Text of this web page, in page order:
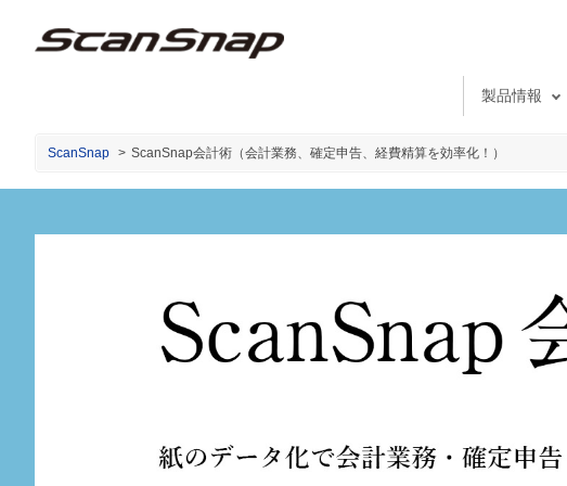
製品情報
ScanSnap > ScanSnap会計術（会計業務、確定申告、経費精算を効率化！）